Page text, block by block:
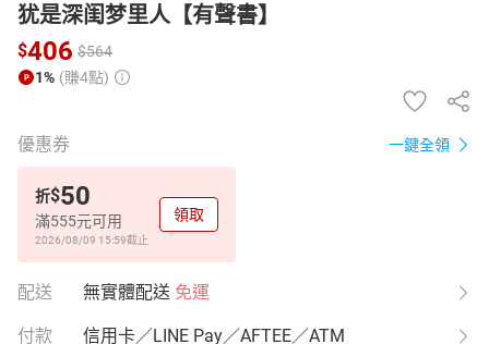
犹是深闺梦里人【有聲書】
$406 $564
1% (賺4點)
優惠券 一鍵全領
折$50
滿555元可用
2026/08/09 15:59截止
領取
配送 無實體配送 免運
付款 信用卡／LINE Pay／AFTEE／ATM